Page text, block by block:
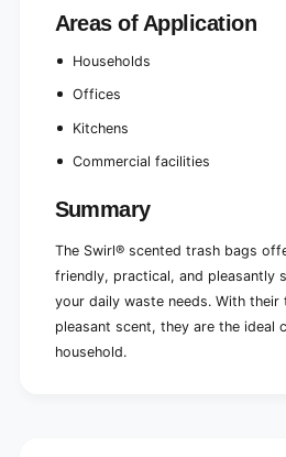
Areas of Application
Households
Offices
Kitchens
Commercial facilities
Summary
The Swirl® scented trash bags
friendly, practical, and pleasantly
your daily waste needs. With their
pleasant scent, they are the ideal
household.